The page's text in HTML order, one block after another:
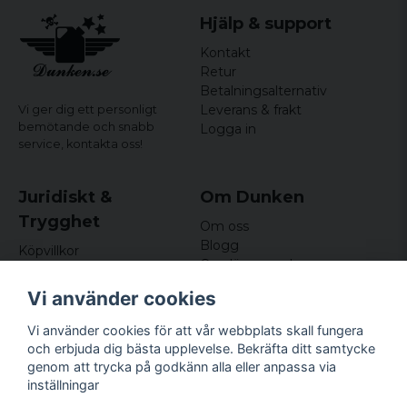
Vi ger dig ett personligt
bemötande och snabb
service, kontakta oss!
Hjälp & support
Kontakt
Retur
Betalningsalternativ
Leverans & frakt
Logga in
Juridiskt &
Trygghet
Köpvillkor
Om cookies
Om Dunken
Om oss
Blogg
Omdömen och
Nyhetsbrev
Kundklubb
Företagsuppgifter
Odd Sailor AB
Hamnplan 8, 29495
Vi använder cookies
Vi använder cookies för att vår webbplats skall fungera
och erbjuda dig bästa upplevelse. Bekräfta ditt samtycke
genom att trycka på godkänn alla eller anpassa via
inställningar